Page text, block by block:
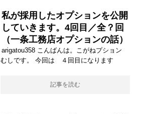
私が採用したオプションを公開
していきます。4回目／全？回
（一条工務店オプションの話）
arigatou358 こんばんは。こがねプション
むしです。 今回は ４回目になります
記事を読む